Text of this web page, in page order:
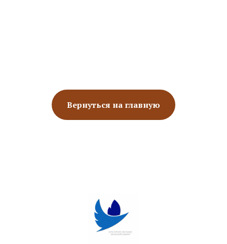
Вернуться на главную